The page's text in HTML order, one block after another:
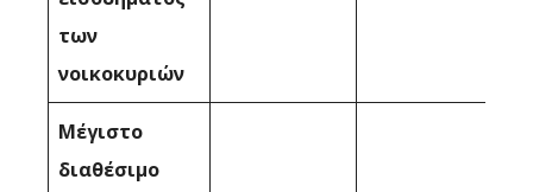
των
νοικοκυριών
Μέγιστο
διαθέσιμο